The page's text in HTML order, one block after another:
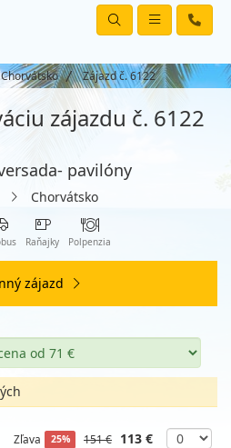
Chorvátsko Zájazd č. 6122
zájazdu č. 6122
pavilóny
Chorvátsko
Raňajky Polpenzia
zájazd
Zľava 25% 151 €
113 €